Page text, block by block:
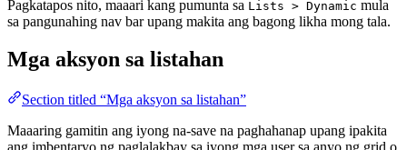
Pagkatapos nito, maaari kang pumunta sa Lists > Dynamic mula
sa pangunahing nav bar upang makita ang bagong likha mong tala.
Mga aksyon sa listahan
Section titled “Mga aksyon sa listahan”
Maaaring gamitin ang iyong na-save na paghahanap upang ipakita